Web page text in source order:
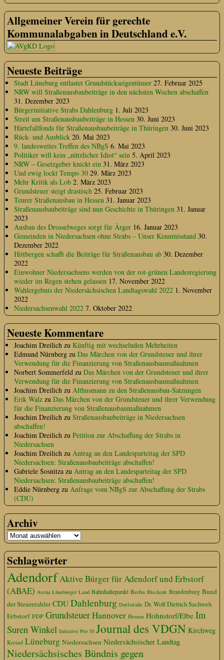
Allgemeiner Verein für gerechte
Kommunalabgaben in Deutschland e.V.
Neueste Beiträge
Stadt Lüneburg entlastet Grundstückseigentümer 27. Februar 2025
NRW will Straßenausbaubeiträge in den nächsten Wochen abschaffen
31. Dezember 2023
Bürgerinitiative Strabs Dahlenburg 1. Juli 2023
Streit um Straßenausbaubeiträge in Hessen 30. Juni 2023
Härtefallfonds für Straßenausbaubeiträge in Thüringen 30. Juni 2023
Rück- und Ausblick 20. Mai 2023
9. landesweites Treffen des NBgS 6. Mai 2023
Politiker will kein „nützlicher Idiot“ sein 5. April 2023
NRW – Gesetzgeber knickt ein 31. März 2023
Und ewig lockt Tempo 30 29. März 2023
Mehr Kritik als Lob 2. März 2023
Grundsteuer steigt drastisch 25. Februar 2023
Teurer Straßenausbau in Hessen 31. Januar 2023
Straßenausbaubeiträge sind nun Geschichte in Thüringen 31. Januar
2023
Ausbau des Drosselweges sorgt für Ärger 16. Januar 2023
Gemeinden in Niedersachsen ohne Strabs – Unser Kenntnisstand 30.
Dezember 2022
Hittbergen schafft die Beiträge für Straßenausbau ab 30. Dezember
2022
Einwohner Niedersachsens werden von der rot-grünen Landesregierung
wieder im Regen stehen gelassen 17. November 2022
Wahlergebnis der Niedersächsischen Landtagswahl 2022 1. November
2022
Niedersachsenwahl 2022 7. Oktober 2022
Neueste Kommentare
Joachim Dreilich zu Künftig mit wechselnden Mehrheiten
Edmund Nürnberg zu Das Märchen von der Grundsteuer und ihrer
Verwendung für die Finanzierung von Straßenausbaumaßnahmen
Norbert Sommerfeld zu Das Märchen von der Grundsteuer und ihrer
Verwendung für die Finanzierung von Straßenausbaumaßnahmen
Joachim Dreilich zu Althusmann zu den Straßenausbau-Satzungen
Erik Walz zu Das Märchen von der Grundsteuer und ihrer Verwendung
für die Finanzierung von Straßenausbaumaßnahmen
Joachim Dreilich zu Straßenausbaubeiträge in Niedersachsen
abschaffen!
Joachim Dreilich zu Petition zur Abschaffung der Strabs in
Niedersachsen
Joachim Dreilich zu Antrag an den Landesparteitag der SPD
Niedersachsen: Straßenausbaubeiträge abschaffen!
Gabriele Sosnitza zu Antrag an den Landesparteitag der SPD
Niedersachsen: Straßenausbaubeiträge abschaffen!
Eddie Nürnberg zu Anfrage vom NBgS zur Abschaffung der Strabs
(CDU)
Archiv
Schlagwörter
AdendorfAktive Bürger für Adendorf und Erbstorf
(ABAE) Arena Lüneburger Land Bahnhaltepunkt Berlin Bleckede Brandenburg Bund
der Steuerzahler CDU Dahlenburg Dorfstraße Dr. Wolf Dietrich Sachweh
Erbstorf FDP GrundsteuerHannover Hessen Hohnstorf/Elbe Im
Suren Winkel Initiative Pro 30 Journal des VDGN Kirchweg
Kreisel Lüneburg Niedersachsen Niedersächsischer Landtag
Niedersächsisches Bündnis gegen